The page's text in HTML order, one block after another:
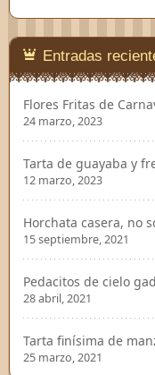
Entradas
Flores Fritas de
24 marzo, 2023
Tarta de guayaba y
12 marzo, 2023
Horchata casera, no
15 septiembre, 2021
Pedacitos de cielo
28 abril, 2021
Tarta finísima de
25 marzo, 2021